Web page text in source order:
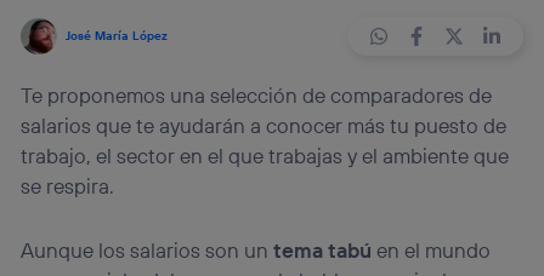
José María López
Te proponemos una selección de comparadores de
salarios que te ayudarán a conocer más tu puesto de
trabajo, el sector en el que trabajas y el ambiente que
se respira.
Aunque los salarios son untema tabú en el mundo